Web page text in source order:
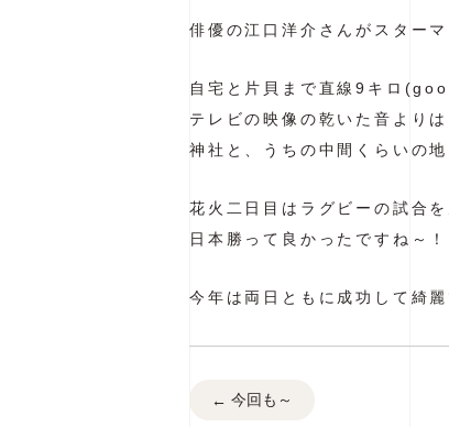
俳優の江口洋介さんがスター
自宅と片貝まで直線9キロ
テレビの映像の乾いた音より
神社と、うちの中間くらいの地
花火二日目はラグビーの試合
日本勝って良かったですね～
今年は両日ともに成功して綺麗
← 今回も～